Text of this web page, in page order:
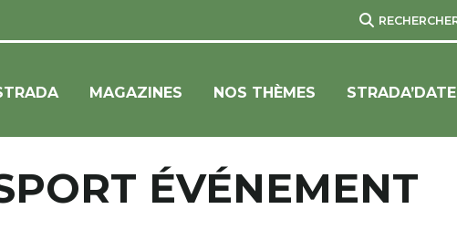
MAGAZINES NOS THÈMES
ÉVÉNEMENT